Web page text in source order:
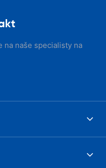
na naše specialisty na